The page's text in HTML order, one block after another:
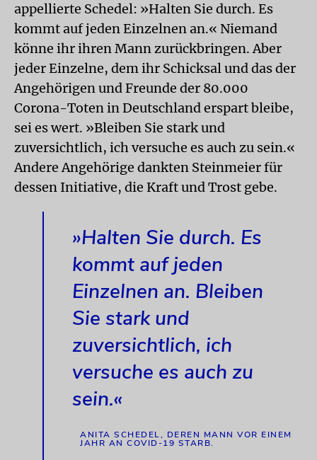
appellierte Schedel: »Halten Sie durch. Es
kommt auf jeden Einzelnen an.« Niemand
könne ihr ihren Mann zurückbringen. Aber
jeder Einzelne, dem ihr Schicksal und das der
Angehörigen und Freunde der 80.000
Corona-Toten in Deutschland erspart bleibe,
sei es wert. »Bleiben Sie stark und
zuversichtlich, ich versuche es auch zu sein.«
Andere Angehörige dankten Steinmeier für
dessen Initiative, die Kraft und Trost gebe.
»Halten Sie durch. Es
kommt auf jeden
Einzelnen an. Bleiben
Sie stark und
zuversichtlich, ich
versuche es auch zu
sein.«
ANITA SCHEDEL, DEREN MANN VOR EINEM
JAHR AN COVID-19 STARB.